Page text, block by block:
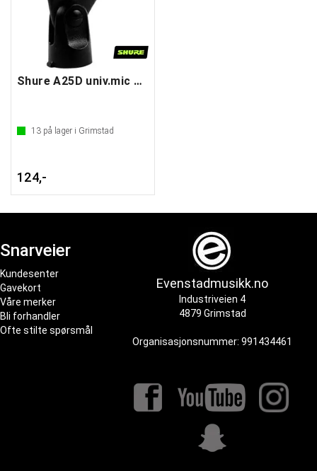
Shure A25D univ.mic holder
13 på lager i Grimstad
124,-
Snarveier
Kundesenter
Gavekort
Våre merker
Bli forhandler
Ofte stilte spørsmål
Evenstadmusikk.no
Industriveien 4
4879 Grimstad
Organisasjonsnummer: 991434461